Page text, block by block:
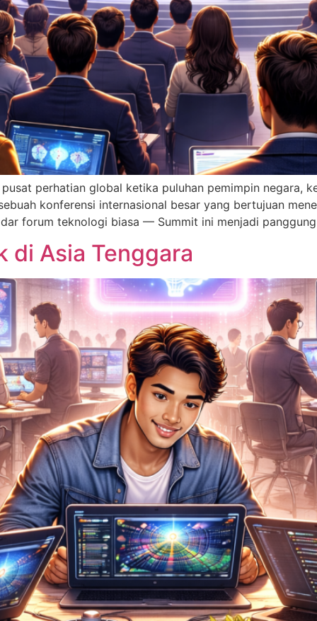
perhatian global ketika puluhan pemimpin negara,
konferensi internasional besar yang bertujuan
forum teknologi biasa — Summit ini menjadi
di Asia Tenggara